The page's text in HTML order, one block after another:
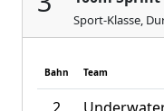
Sport-Klasse,
Bahn Team